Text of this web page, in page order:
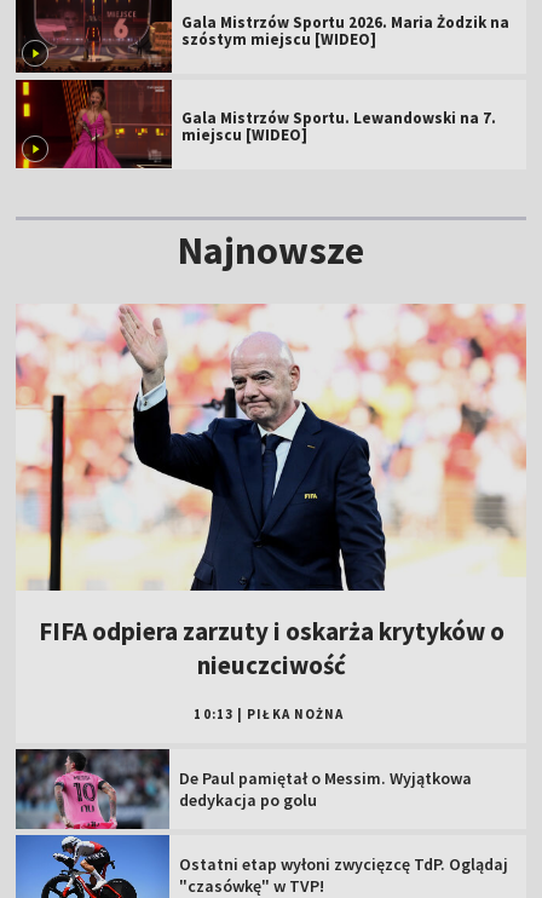
Gala Mistrzów Sportu 2026. Maria Żodzik na
szóstym miejscu [WIDEO]
Gala Mistrzów Sportu. Lewandowski na 7.
miejscu [WIDEO]
Najnowsze
FIFA odpiera zarzuty i oskarża krytyków o
nieuczciwość
10:13 PIŁKA NOŻNA
De Paul pamiętał o Messim. Wyjątkowa
dedykacja po golu
Ostatni etap wyłoni zwycięzcę TdP. Oglądaj
"czasówkę" w TVP!